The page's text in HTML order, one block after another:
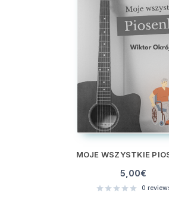
MOJE WSZYSTKIE
5,00€
0